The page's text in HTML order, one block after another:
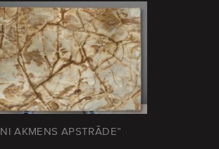
AKMENS APSTRĀDE”